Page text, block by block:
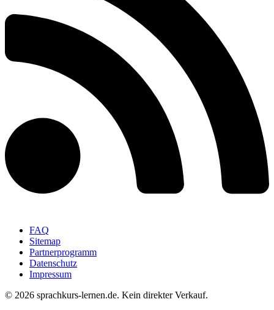
FAQ
Sitemap
Partnerprogramm
Datenschutz
Impressum
© 2026 sprachkurs-lernen.de. Kein direkter Verkauf.